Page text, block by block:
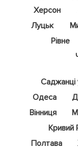
Херсон
Луцьк
Рівне
Саджанці
Одеса
Вінниця
Кривий
Полтава